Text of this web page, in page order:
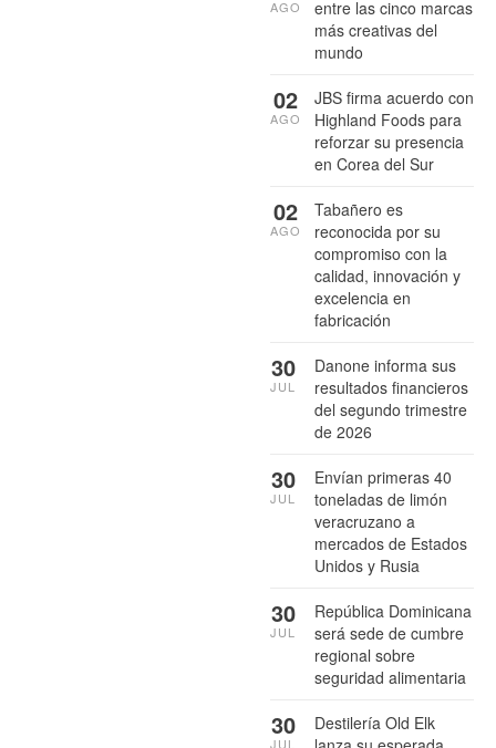
entre las cinco marcas
más creativas del
mundo
AGO
JBS firma acuerdo con
Highland Foods para
reforzar su presencia
en Corea del Sur
02
AGO
Tabañero es
reconocida por su
compromiso con la
calidad, innovación y
excelencia en
fabricación
02
AGO
Danone informa sus
resultados financieros
del segundo trimestre
de 2026
30
JUL
Envían primeras 40
toneladas de limón
veracruzano a
mercados de Estados
Unidos y Rusia
30
JUL
República Dominicana
será sede de cumbre
regional sobre
seguridad alimentaria
30
JUL
Destilería Old Elk
30
JUL